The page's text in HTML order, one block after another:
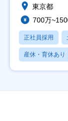
東京都
700万
正社員採用
産休・育休あり